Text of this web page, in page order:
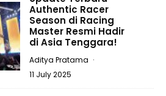
Authentic Racer
Season di Racing
Master Resmi Hadir
di Asia Tenggara!
Aditya Pratama ·
11 July 2025